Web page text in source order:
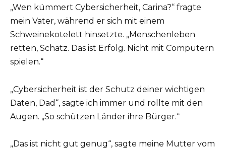
„Wen kümmert Cybersicherheit, Carina?“ fragte
mein Vater, während er sich mit einem
Schweinekotelett hinsetzte. „Menschenleben
retten, Schatz. Das ist Erfolg. Nicht mit Computern
spielen.“
„Cybersicherheit ist der Schutz deiner wichtigen
Daten, Dad“, sagte ich immer und rollte mit den
Augen. „So schützen Länder ihre Bürger.“
„Das ist nicht gut genug“, sagte meine Mutter vom